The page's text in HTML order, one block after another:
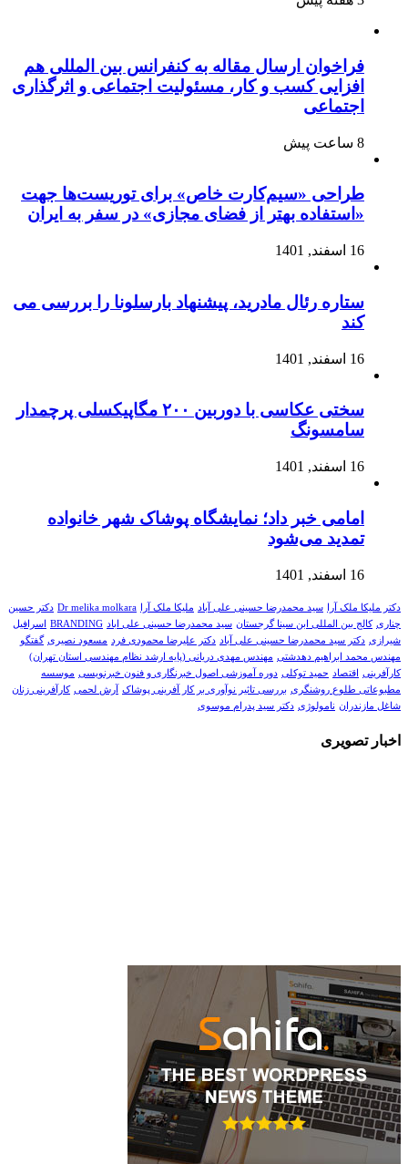
فراخوان ارسال مقاله به کنفرانس بین المللی هم
افزایی کسب و کار، مسئولیت اجتماعی و اثرگذاری
اجتماعی
8 ساعت پیش
طراحی «سیم‌کارت خاص» برای توریست‌ها جهت
«استفاده بهتر از فضای مجازی» در سفر به ایران
16 اسفند, 1401
ستاره رئال مادرید، پیشنهاد بارسلونا را بررسی می
کند
16 اسفند, 1401
سختی عکاسی با دوربین ۲۰۰ مگاپیکسلی پرچمدار
سامسونگ
16 اسفند, 1401
امامی خبر داد؛ نمایشگاه پوشاک شهر خانواده
تمدید می‌شود
16 اسفند, 1401
دکتر ملیکا ملک آرا سید محمدرضا حسینی علی آباد ملیکا ملک آرا Dr melika molkara دکتر حسین
چناری کالج بین المللی ابن سینا گرجستان سید محمدرضا حسینی علی اباد BRANDING
اسرافیل
شیرازی دکتر سید محمدرضا حسینی علی آباد دکتر علیرضا محمودی فرد مسعود نصیری گفتگو
مهندس محمد ابراهیم دهدشتی مهندس مهدی دریانی (پایه ارشد نظام مهندسی استان تهران)
کارآفرینی
اقتصاد حمید توکلی دوره آموزشی اصول خبرنگاری و فنون خبرنویسی موسسه
مطبوعاتی طلوع روشنگری بررسی تاثیر نوآوری بر کار آفرینی پوشاک آرش لحمی کارآفرینی زنان
شاغل مازندران نامولوژی دکتر سید پدرام موسوی
اخبار تصویری